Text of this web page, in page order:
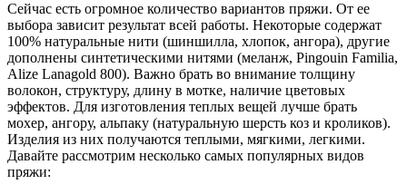
Сейчас есть огромное количество вариантов пряжи. От ее
выбора зависит результат всей работы. Некоторые содержат
100% натуральные нити (шиншилла, хлопок, ангора), другие
дополнены синтетическими нитями (меланж, Pingouin Familia,
Alize Lanagold 800). Важно брать во внимание толщину
волокон, структуру, длину в мотке, наличие цветовых
эффектов. Для изготовления теплых вещей лучше брать
мохер, ангору, альпаку (натуральную шерсть коз и кроликов).
Изделия из них получаются теплыми, мягкими, легкими.
Давайте рассмотрим несколько самых популярных видов
пряжи: